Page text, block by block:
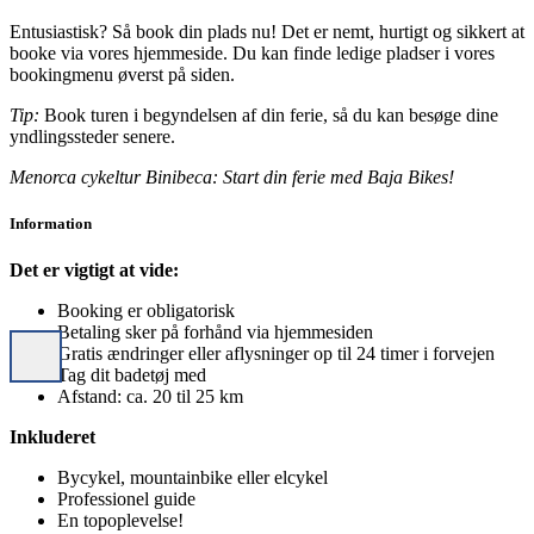
Entusiastisk? Så book din plads nu! Det er nemt, hurtigt og sikkert at
booke via vores hjemmeside. Du kan finde ledige pladser i vores
bookingmenu øverst på siden.
Tip: Book turen i begyndelsen af din ferie, så du kan besøge dine
yndlingssteder senere.
Menorca cykeltur Binibeca: Start din ferie med Baja Bikes!
Information
Det er vigtigt at vide:
Booking er obligatorisk
Betaling sker på forhånd via hjemmesiden
Gratis ændringer eller aflysninger op til 24 timer i forvejen
Tag dit badetøj med
Afstand: ca. 20 til 25 km
Inkluderet
Bycykel, mountainbike eller elcykel
Professionel guide
En topoplevelse!